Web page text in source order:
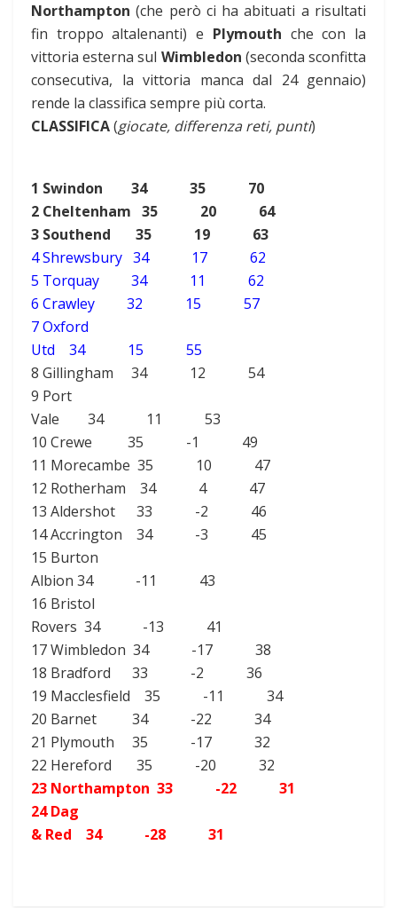
Northampton(che però ci ha abituati a risultati
fin troppo altalenanti) e Plymouth che con la
vittoria esterna sul Wimbledon (seconda sconfitta
consecutiva, la vittoria manca dal 24 gennaio)
rende la classifica sempre più corta.
CLASSIFICA(giocate, differenza reti, punti)
1 Swindon 34 35 70
2 Cheltenham 35 20 64
3 Southend 35 19 63
4 Shrewsbury 34 17 62
5 Torquay 34 11 62
6 Crawley 32 15 57
7 Oxford
Utd 34 15 55
8 Gillingham 34 12 54
9 Port
Vale 34 11 53
10 Crewe 35 -1 49
11 Morecambe 35 10 47
12 Rotherham 34 4 47
13 Aldershot 33 -2 46
14 Accrington 34 -3 45
15 Burton
Albion 34 -11 43
16 Bristol
Rovers 34 -13 41
17 Wimbledon 34 -17 38
18 Bradford 33 -2 36
19 Macclesfield 35 -11 34
20 Barnet 34 -22 34
21 Plymouth 35 -17 32
22 Hereford 35 -20 32
23 Northampton 33 -22 31
24 Dag
& Red 34 -28 31